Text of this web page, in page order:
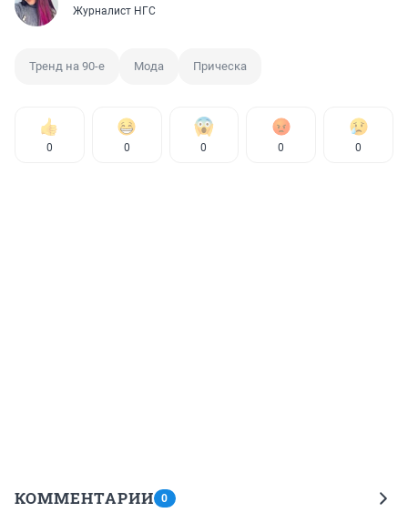
Журналист НГС
Тренд на 90-е Мода Прическа
0 0 0 0 0
КОММЕНТАРИИ 0